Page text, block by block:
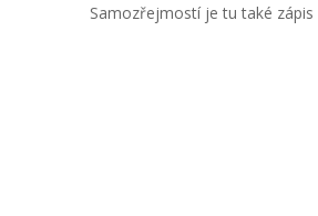
Samozřejmostí je tu také zápis